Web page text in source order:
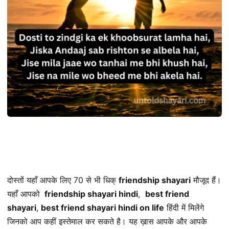
दोस्तों यहाँ आपके लिए 70 से भी धिक् friendship shayari मौजूद हैं।
यहाँ आपको friendship shayari hindi, best friend
shayari, best friend shayari hindi on life हिंदी में मिलेंगे
जिनको आप कहीं इस्तेमाल कर सकते है। यह ख़ास आपके और आपके